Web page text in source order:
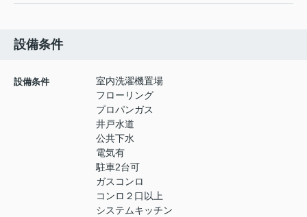
設備条件
設備条件
室内洗濯機置場
フローリング
プロパンガス
井戸水道
公共下水
電気有
駐車2台可
ガスコンロ
コンロ２口以上
システムキッチン